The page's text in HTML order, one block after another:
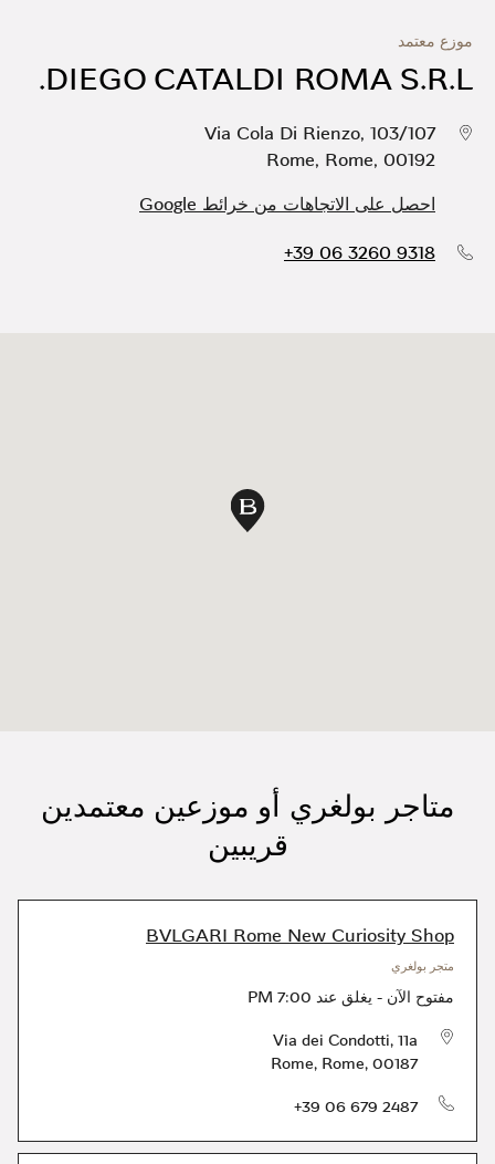
موزع معتمد
DIEGO CATALDI ROMA S.R.L.
Via Cola Di Rienzo, 103/107
Rome, Rome, 00192
احصل على الاتجاهات من خرائط Google
+39 06 3260 9318
متاجر بولغري أو موزعين معتمدين
قريبين
BVLGARI Rome New Curiosity Shop
متجر بولغري
مفتوح الآن - يغلق عند 7:00 PM
Via dei Condotti, 11a
Rome, Rome, 00187
+39 06 679 2487